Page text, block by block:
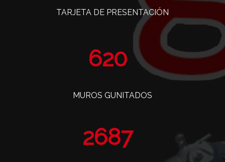
TARJETA DE PRESENTACIÓN
763
MUROS GUNITADOS
3309